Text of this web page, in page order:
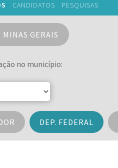
CANDIDATOS PESQUISAS
MINAS GERAIS
no município:
DEP. FEDERAL